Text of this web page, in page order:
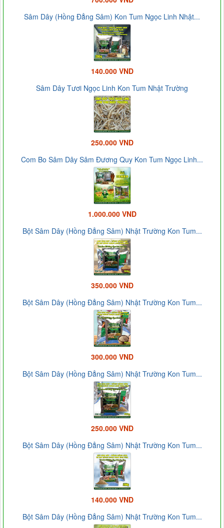
Sâm Dây (Hồng Đẳng Sâm) Kon Tum Ngọc Linh Nhật...
140.000 VND
Sâm Dây Tươi Ngọc Linh Kon Tum Nhật Trường
250.000 VND
Com Bo Sâm Dây Sâm Đương Quy Kon Tum Ngọc Linh...
1.000.000 VND
Bột Sâm Dây (Hồng Đẳng Sâm) Nhật Trường Kon Tum...
350.000 VND
Bột Sâm Dây (Hồng Đẳng Sâm) Nhật Trường Kon Tum...
300.000 VND
Bột Sâm Dây (Hồng Đẳng Sâm) Nhật Trường Kon Tum...
250.000 VND
Bột Sâm Dây (Hồng Đẳng Sâm) Nhật Trường Kon Tum...
140.000 VND
Bột Sâm Dây (Hồng Đẳng Sâm) Nhật Trường Kon Tum...